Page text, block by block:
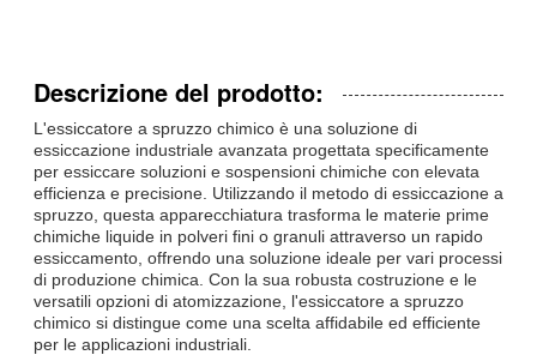
Descrizione del prodotto:
L'essiccatore a spruzzo chimico è una soluzione di
essiccazione industriale avanzata progettata specificamente
per essiccare soluzioni e sospensioni chimiche con elevata
efficienza e precisione. Utilizzando il metodo di essiccazione a
spruzzo, questa apparecchiatura trasforma le materie prime
chimiche liquide in polveri fini o granuli attraverso un rapido
essiccamento, offrendo una soluzione ideale per vari processi
di produzione chimica. Con la sua robusta costruzione e le
versatili opzioni di atomizzazione, l'essiccatore a spruzzo
chimico si distingue come una scelta affidabile ed efficiente
per le applicazioni industriali.